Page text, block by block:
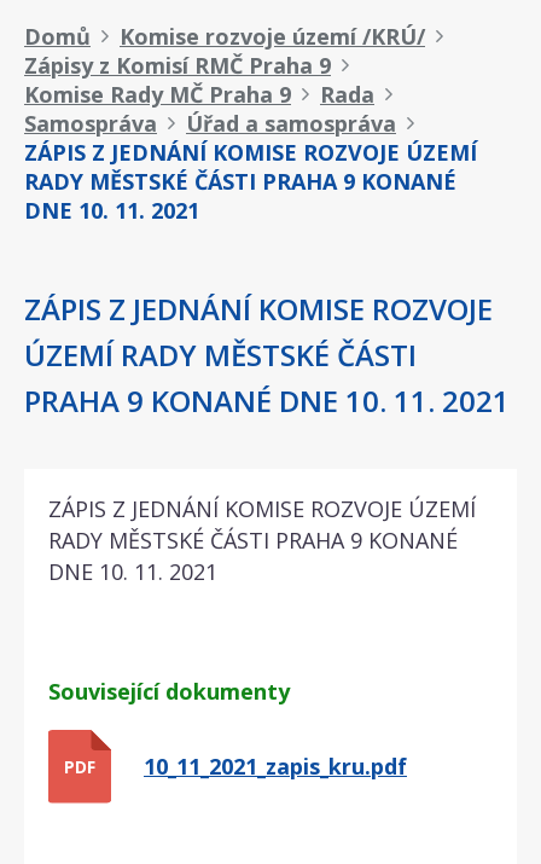
Drobečková
navigace
Domů
Komise rozvoje území /KRÚ/
Zápisy z Komisí RMČ Praha 9
Komise Rady MČ Praha 9
Rada
Samospráva
Úřad a samospráva
ZÁPIS Z JEDNÁNÍ KOMISE ROZVOJE ÚZEMÍ
RADY MĚSTSKÉ ČÁSTI PRAHA 9 KONANÉ
DNE 10. 11. 2021
ZÁPIS Z JEDNÁNÍ KOMISE ROZVOJE
ÚZEMÍ RADY MĚSTSKÉ ČÁSTI
PRAHA 9 KONANÉ DNE 10. 11. 2021
ZÁPIS Z JEDNÁNÍ KOMISE ROZVOJE ÚZEMÍ
RADY MĚSTSKÉ ČÁSTI PRAHA 9 KONANÉ
DNE 10. 11. 2021
Související dokumenty
PDF 10_11_2021_zapis_kru.pdf